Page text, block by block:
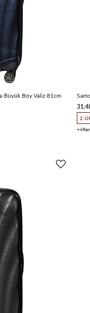
Büyük Boy Valiz 81cm
4